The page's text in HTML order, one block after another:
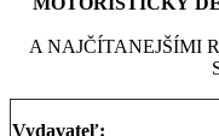
A NAJČÍTANEJŠÍMI
Vydavateľ: